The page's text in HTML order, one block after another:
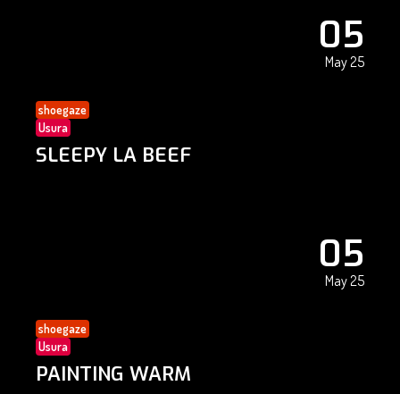
05
May 25
shoegaze
Usura
SLEEPY LA BEEF
05
May 25
shoegaze
Usura
PAINTING WARM